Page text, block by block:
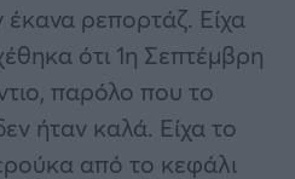
ρεπορτάζ. Είχα
ότι 1η Σεπτέμβρη
παρόλο που το
ήταν καλά. Είχα το
από το κεφάλι